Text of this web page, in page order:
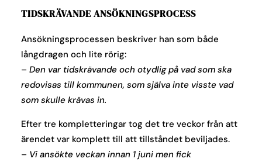
TIDSKRÄVANDE ANSÖKNINGSPROCESS
Ansökningsprocessen beskriver han som både
långdragen och lite rörig:
– Den var tidskrävande och otydlig på vad som ska
redovisas till kommunen, som själva inte visste vad
som skulle krävas in.
Efter tre kompletteringar tog det tre veckor från att
ärendet var komplett till att tillståndet beviljades.
– Vi ansökte veckan innan 1 juni men fick